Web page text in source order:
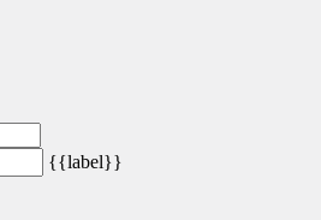
{{label}}